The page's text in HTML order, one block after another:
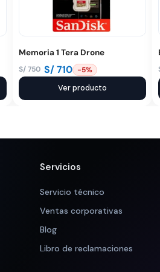
Memoria 1 Tera Drone
S/750
El
original
S/710
El
actual
-5%
Ver producto
Servicios
Servicio técnico
Ventas corporativas
Blog
Libro de reclamaciones